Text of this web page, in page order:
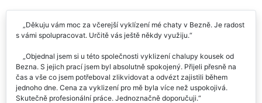
Děkuju vám moc za včerejší vyklízení mé chaty v Bezně. Je radost
s vámi spolupracovat. Určitě vás ještě někdy využiju.
Objednal jsem si u této společnosti vyklizení chalupy kousek od
Bezna. S jejich prací jsem byl absolutně spokojený. Přijeli přesně na
čas a vše co jsem potřeboval zlikvidovat a odvézt zajistili během
jednoho dne. Cena za vyklizení pro mě byla více než uspokojivá.
Skutečně profesionální práce. Jednoznačně doporučuji.